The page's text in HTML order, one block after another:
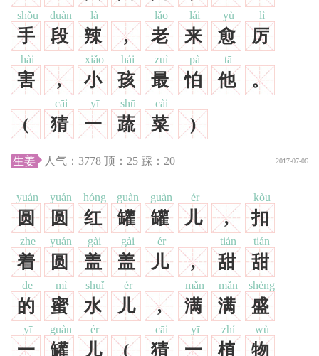
手
shǒu
段
duàn
辣
là
, 老
lǎo
来
lái
愈
yù
厉
lì
害
hài
, 小
xiǎo
孩
hái
最
zuì
怕
pà
他
tā
。
( 猜
cāi
一
yī
蔬
shū
菜
cài
)
2017-07-06
生姜 人气： 3778 顶： 25 踩： 20
圆
yuán
圆
yuán
红
hóng
罐
guàn
罐
guàn
儿
ér
, 扣
kòu
着
zhe
圆
yuán
盖
gài
盖
gài
儿
ér
, 甜
tián
甜
tián
的
de
蜜
mì
水
shuǐ
儿
ér
, 满
mǎn
满
mǎn
盛
shèng
一
yī
罐
guàn
儿
ér
( 猜
cāi
一
yī
植
zhí
物
wù